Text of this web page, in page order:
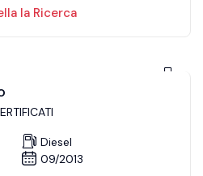
la Ricerca
Diesel
09/2013